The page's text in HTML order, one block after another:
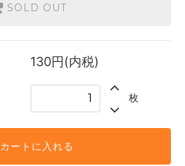
SOLD OUT
130円(内税)
枚
カートに入れる